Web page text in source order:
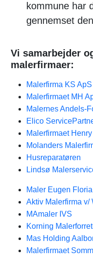
kommune har
gennemset
Vi samarbejder
malerfirmaer:
Malerfirma KS ApS
Malerfirmaet MH
Malernes Andels-
Elico
Malerfirmaet
Molanders
Husreparatøren
Lindsø
Maler Eugen Floria
Aktiv Malerfirma v/
MAmaler IVS
Korning
Mas Holding
Malerfirmaet